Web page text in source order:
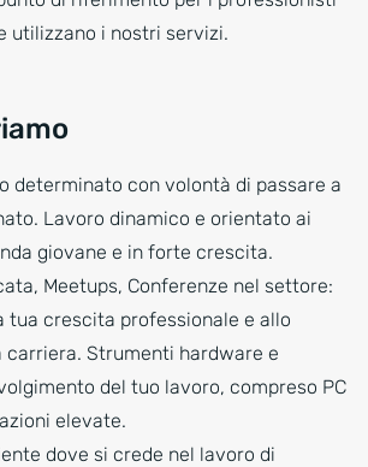
utilizzano i nostri servizi.
determinato con volontà di passare a
Lavoro dinamico e orientato ai
giovane e in forte crescita.
Meetups, Conferenze nel settore:
tua crescita professionale e allo
carriera. Strumenti hardware e
del tuo lavoro, compreso PC
elevate.
dove si crede nel lavoro di